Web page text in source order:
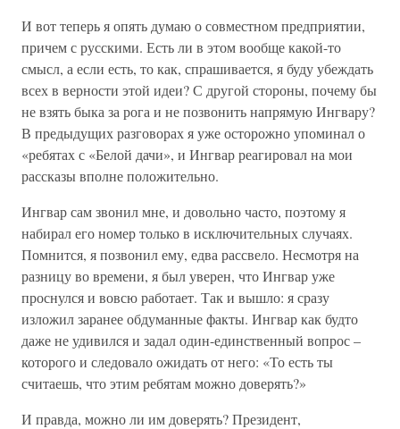
И вот теперь я опять думаю о совместном предприятии,
причем с русскими. Есть ли в этом вообще какой-то
смысл, а если есть, то как, спрашивается, я буду убеждать
всех в верности этой идеи? С другой стороны, почему бы
не взять быка за рога и не позвонить напрямую Ингвару?
В предыдущих разговорах я уже осторожно упоминал о
«ребятах с «Белой дачи», и Ингвар реагировал на мои
рассказы вполне положительно.
Ингвар сам звонил мне, и довольно часто, поэтому я
набирал его номер только в исключительных случаях.
Помнится, я позвонил ему, едва рассвело. Несмотря на
разницу во времени, я был уверен, что Ингвар уже
проснулся и вовсю работает. Так и вышло: я сразу
изложил заранее обдуманные факты. Ингвар как будто
даже не удивился и задал один-единственный вопрос –
которого и следовало ожидать от него: «То есть ты
считаешь, что этим ребятам можно доверять?»
И правда, можно ли им доверять? Президент,